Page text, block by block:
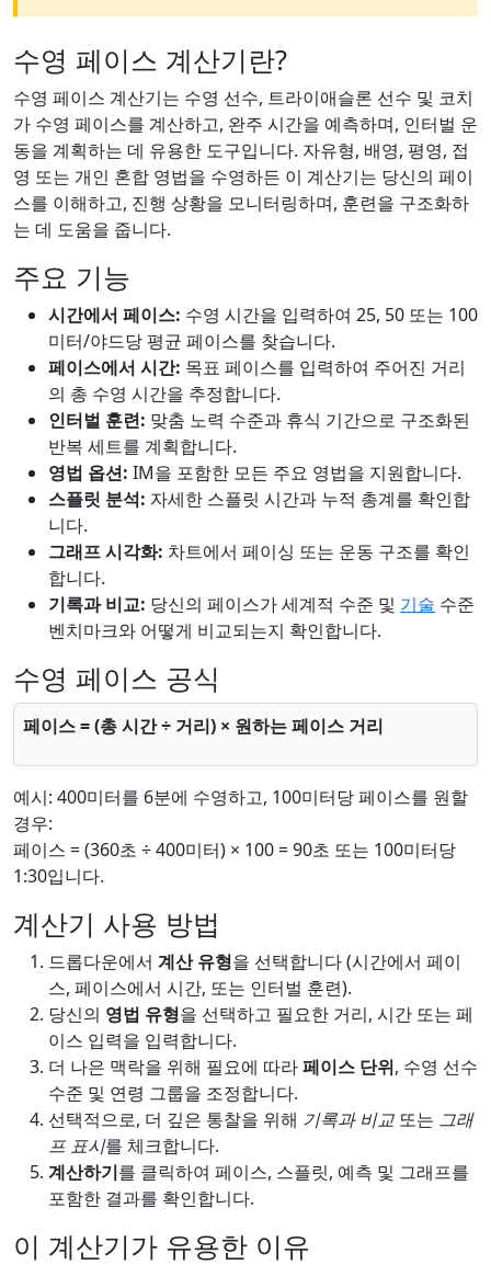
수영 페이스 계산기란?
수영 페이스 계산기는 수영 선수, 트라이애슬론 선수 및 코치
가 수영 페이스를 계산하고, 완주 시간을 예측하며, 인터벌 운
동을 계획하는 데 유용한 도구입니다. 자유형, 배영, 평영, 접
영 또는 개인 혼합 영법을 수영하든 이 계산기는 당신의 페이
스를 이해하고, 진행 상황을 모니터링하며, 훈련을 구조화하
는 데 도움을 줍니다.
주요 기능
시간에서 페이스: 수영 시간을 입력하여 25, 50 또는 100
미터/야드당 평균 페이스를 찾습니다.
페이스에서 시간: 목표 페이스를 입력하여 주어진 거리
의 총 수영 시간을 추정합니다.
인터벌 훈련: 맞춤 노력 수준과 휴식 기간으로 구조화된
반복 세트를 계획합니다.
영법 옵션: IM을 포함한 모든 주요 영법을 지원합니다.
스플릿 분석: 자세한 스플릿 시간과 누적 총계를 확인합
니다.
그래프 시각화: 차트에서 페이싱 또는 운동 구조를 확인
합니다.
기록과 비교: 당신의 페이스가 세계적 수준 및 기술 수준
벤치마크와 어떻게 비교되는지 확인합니다.
수영 페이스 공식
페이스 = (총 시간 ÷ 거리) × 원하는 페이스 거리
예시: 400미터를 6분에 수영하고, 100미터당 페이스를 원할
경우:
페이스 = (360초 ÷ 400미터) × 100 = 90초 또는 100미터당
1:30입니다.
계산기 사용 방법
드롭다운에서 계산 유형을 선택합니다 (시간에서 페이
스, 페이스에서 시간, 또는 인터벌 훈련).
당신의 영법 유형을 선택하고 필요한 거리, 시간 또는 페
이스 입력을 입력합니다.
더 나은 맥락을 위해 필요에 따라페이스 단위, 수영 선수
수준 및 연령 그룹을 조정합니다.
선택적으로, 더 깊은 통찰을 위해 기록과 비교 또는 그래
프 표시를 체크합니다.
계산하기를 클릭하여 페이스, 스플릿, 예측 및 그래프를
포함한 결과를 확인합니다.
이 계산기가 유용한 이유